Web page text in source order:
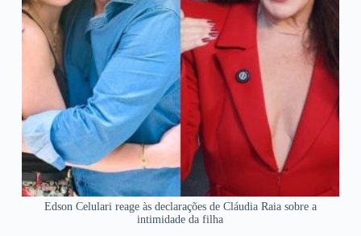
Edson Celulari reage às declarações de Cláudia Raia sobre a
intimidade da filha